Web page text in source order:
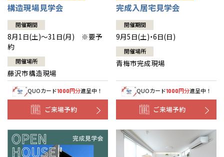
構造現場見学会
開催期間
8月1日(土)～31日(月) ※要予
約
開催場所
藤沢市構造現場
QUOカード1000円分進呈中！
ご来場予約
完成入居宅見学会
開催期間
9月5日(土)・6日(日)
開催場所
青梅市完成現場
QUOカード1000円分進呈中！
ご来場予約